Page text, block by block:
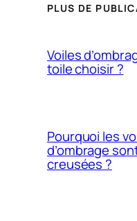
PLUS DE
Voiles
toile choisir ?
Pourquoi les
d’ombrage
creusées ?